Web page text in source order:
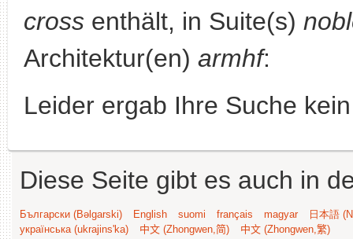
cross enthält, in Suite(s)
Architektur(en) armhf:
Leider ergab Ihre Suche
Diese Seite gibt es auch in
Български (Bəlgarski) English suomi français magyar
日本語
українська (ukrajins'ka)
中文 (Zhongwen,简) 中文 (Zhongwen,繁)